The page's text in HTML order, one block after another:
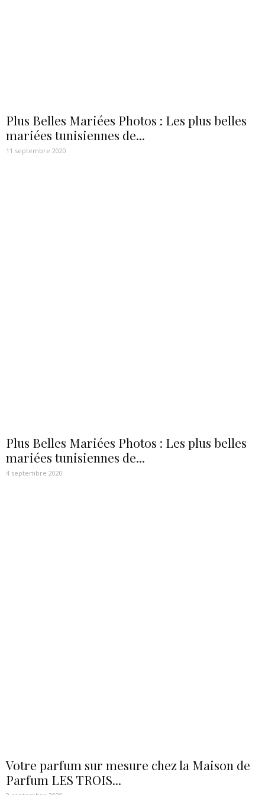
Plus Belles Mariées Photos : Les plus belles
mariées tunisiennes de...
11 septembre 2020
Plus Belles Mariées Photos : Les plus belles
mariées tunisiennes de...
4 septembre 2020
Votre parfum sur mesure chez la Maison de
Parfum LES TROIS...